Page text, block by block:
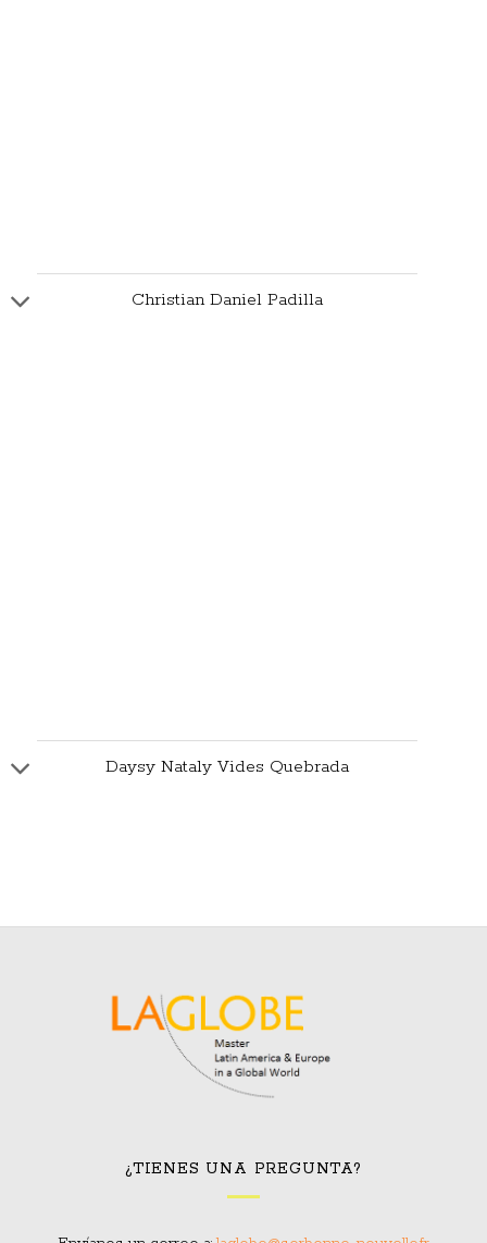
Christian Daniel Padilla
Daysy Nataly Vides Quebrada
¿TIENES UNA PREGUNTA?